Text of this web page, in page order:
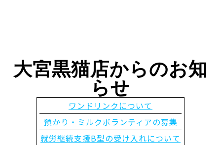
大宮黒猫店からのお知
らせ
ワンドリンクについて
預かり・ミルクボランティアの募集
就労継続支援B型の受け入れについて